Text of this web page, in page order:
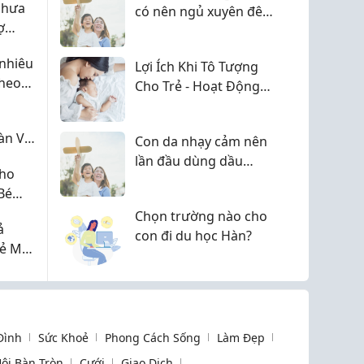
Và
Mỗi
có nên ngủ xuyên đêm
Lợi Ích Khi Tô Tượng
Cho Trẻ - Hoạt Động
Con da nhạy cảm nên
lần đầu dùng dầu
Chọn trường nào cho
con đi du học Hàn?
Sức Khoẻ Phong Cách Sống
Làm Đẹp